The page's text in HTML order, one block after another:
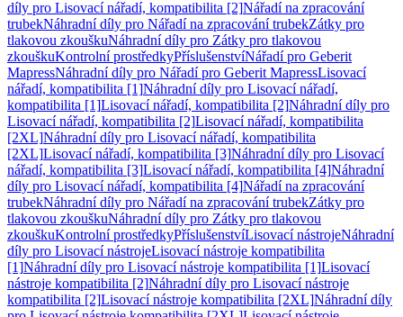
díly pro Lisovací nářadí, kompatibilita [2]Nářadí na zpracování
trubekNáhradní díly pro Nářadí na zpracování trubekZátky pro
tlakovou zkouškuNáhradní díly pro Zátky pro tlakovou
zkouškuKontrolní prostředkyPříslušenstvíNářadí pro Geberit
MapressNáhradní díly pro Nářadí pro Geberit MapressLisovací
nářadí, kompatibilita [1]Náhradní díly pro Lisovací nářadí,
kompatibilita [1]Lisovací nářadí, kompatibilita [2]Náhradní díly pro
Lisovací nářadí, kompatibilita [2]Lisovací nářadí, kompatibilita
[2XL]Náhradní díly pro Lisovací nářadí, kompatibilita
[2XL]Lisovací nářadí, kompatibilita [3]Náhradní díly pro Lisovací
nářadí, kompatibilita [3]Lisovací nářadí, kompatibilita [4]Náhradní
díly pro Lisovací nářadí, kompatibilita [4]Nářadí na zpracování
trubekNáhradní díly pro Nářadí na zpracování trubekZátky pro
tlakovou zkouškuNáhradní díly pro Zátky pro tlakovou
zkouškuKontrolní prostředkyPříslušenstvíLisovací nástrojeNáhradní
díly pro Lisovací nástrojeLisovací nástroje kompatibilita
[1]Náhradní díly pro Lisovací nástroje kompatibilita [1]Lisovací
nástroje kompatibilita [2]Náhradní díly pro Lisovací nástroje
kompatibilita [2]Lisovací nástroje kompatibilita [2XL]Náhradní díly